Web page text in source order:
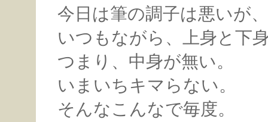
今日は筆の調子は悪いが
いつもながら、上身と下
つまり、中身が無い。
いまいちキマらない。
そんなこんなで毎度。